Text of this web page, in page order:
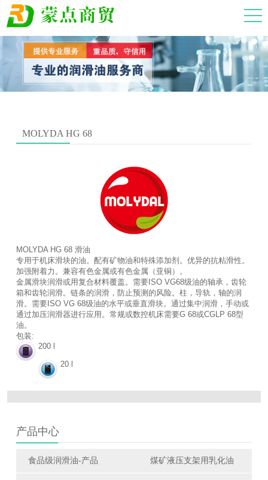
产品中心
食品级润滑油-产品 煤矿液压支架用乳化油
MOLYDA HG 68
MOLYDA HG 68 滑油
专用于机床滑块的油。配有矿物油和特殊添加剂。优异的抗粘滑性。
加强附着力。兼容有色金属或有色金属（亚铜）。
金属滑块润滑或用复合材料覆盖。需要ISO VG68级油的轴承，齿轮
箱和齿轮润滑。链条的润滑，防止预测的风险。柱，导轨，轴的润
滑。需要ISO VG 68级油的水平或垂直滑块。通过集中润滑，手动或
通过加压润滑器进行应用。常规或数控机床需要G 68或CGLP 68型
油。
包装:
200 l
20 l